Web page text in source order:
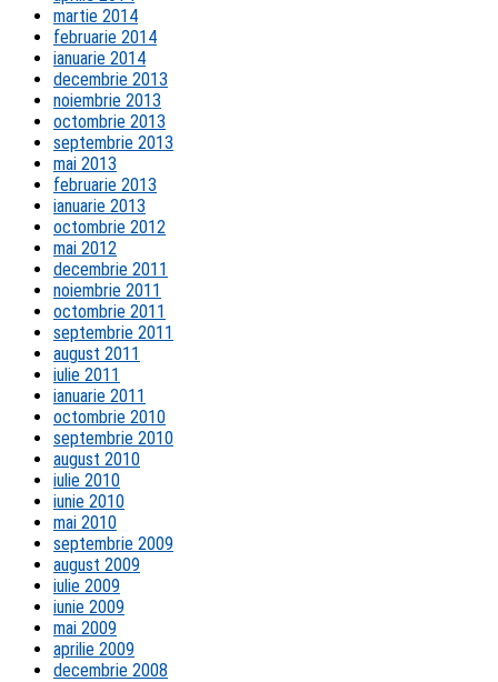
martie 2014
februarie 2014
ianuarie 2014
decembrie 2013
noiembrie 2013
octombrie 2013
septembrie 2013
mai 2013
februarie 2013
ianuarie 2013
octombrie 2012
mai 2012
decembrie 2011
noiembrie 2011
octombrie 2011
septembrie 2011
august 2011
iulie 2011
ianuarie 2011
octombrie 2010
septembrie 2010
august 2010
iulie 2010
iunie 2010
mai 2010
septembrie 2009
august 2009
iulie 2009
iunie 2009
mai 2009
aprilie 2009
decembrie 2008